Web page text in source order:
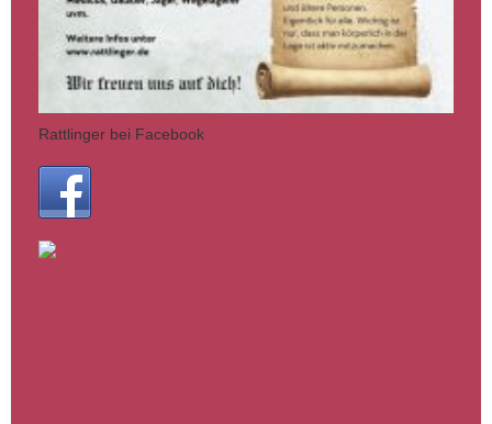
Rattlinger bei Facebook